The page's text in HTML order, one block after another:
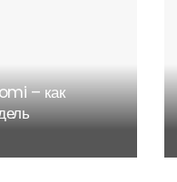
– как